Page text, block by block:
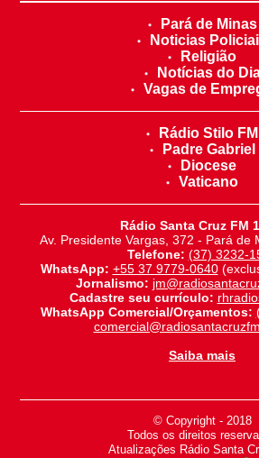
Pará de Minas
Noticias
Religião
Notícias do
Vagas de
Rádio Stilo FM
Padre Gabriel
Diocese
Vaticano
Rádio Santa Cruz FM
Av. Presidente Vargas, 372 - Pará de
Telefone: (37) 3232-
WhatsApp: +55 37 9779-0640
Jornalismo:
Cadastre seu currículo:
WhatsApp Comercial/Orçamentos:
Saiba mais
© Copyright - 2018
-
Todos os direitos
-
Atualizações Rádio Santa